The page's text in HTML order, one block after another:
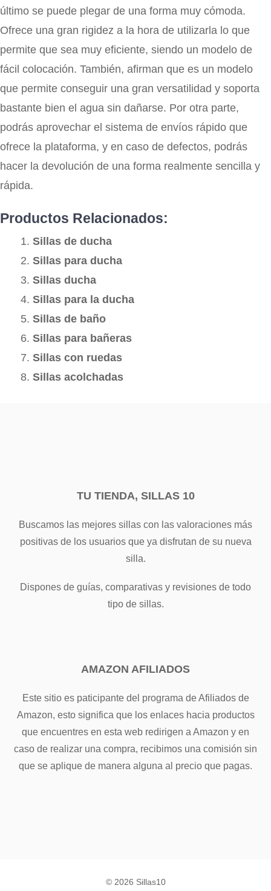
último se puede plegar de una forma muy cómoda.
Ofrece una gran rigidez a la hora de utilizarla lo que
permite que sea muy eficiente, siendo un modelo de
fácil colocación. También, afirman que es un modelo
que permite conseguir una gran versatilidad y soporta
bastante bien el agua sin dañarse. Por otra parte,
podrás aprovechar el sistema de envíos rápido que
ofrece la plataforma, y en caso de defectos, podrás
hacer la devolución de una forma realmente sencilla y
rápida.
Productos Relacionados:
Sillas de ducha
Sillas para ducha
Sillas ducha
Sillas para la ducha
Sillas de baño
Sillas para bañeras
Sillas con ruedas
Sillas acolchadas
TU TIENDA, SILLAS 10
Buscamos las mejores sillas con las valoraciones más
positivas de los usuarios que ya disfrutan de su nueva
silla.
Dispones de guías, comparativas y revisiones de todo
tipo de sillas.
AMAZON AFILIADOS
Este sitio es paticipante del programa de Afiliados de
Amazon, esto significa que los enlaces hacia productos
que encuentres en esta web redirigen a Amazon y en
caso de realizar una compra, recibimos una comisión sin
que se aplique de manera alguna al precio que pagas.
© 2026 Sillas10